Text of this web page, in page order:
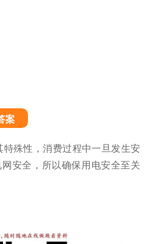
案
殊性，消费过程中一旦发生安
安全，所以确保用电安全至关